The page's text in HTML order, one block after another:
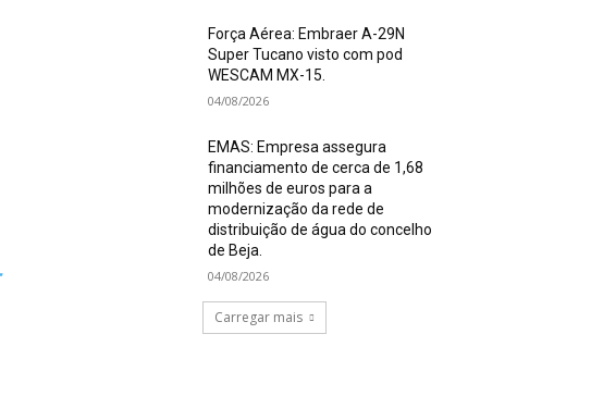
Força Aérea: Embraer A-29N
Super Tucano visto com pod
WESCAM MX-15.
04/08/2026
EMAS: Empresa assegura
financiamento de cerca de 1,68
milhões de euros para a
modernização da rede de
distribuição de água do concelho
de Beja.
04/08/2026
Carregar mais